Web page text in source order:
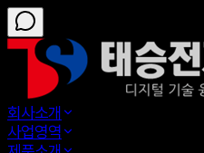
회사소개
사업영역